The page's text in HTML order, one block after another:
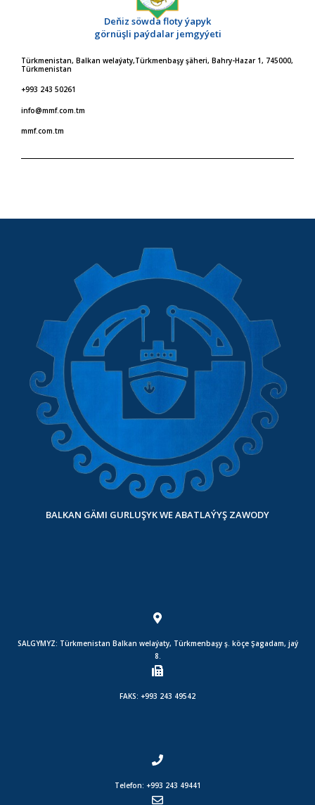
Deňiz söwda floty ýapyk
görnüşli paýdalar jemgyýeti
Türkmenistan, Balkan welaýaty,Türkmenbaşy şäheri, Bahry-Hazar 1, 745000,
Türkmenistan
+993 243 50261
info@mmf.com.tm
mmf.com.tm
BALKAN GÄMI GURLUŞYK WE ABATLAÝYŞ ZAWODY
SALGYMYZ: Türkmenistan Balkan welaýaty, Türkmenbaşy ş. köçe Şagadam, jaý
8.
FAKS: +993 243 49542
Telefon: +993 243 49441